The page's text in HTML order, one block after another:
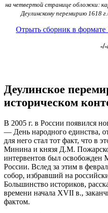
на четвертой странице обложки:
Деулинскому перемирию 1618
Отрыть сборник в
Деулинское
историческом
В 2005 г. в России появился
— День народного единства,
для него стал тот факт, что в
Минина и князя Д.М.
интервентов был освобожден
России. Вслед за этим в
собор, избравший на
Большинство историков,
времени начала XVII в.,
фактом.